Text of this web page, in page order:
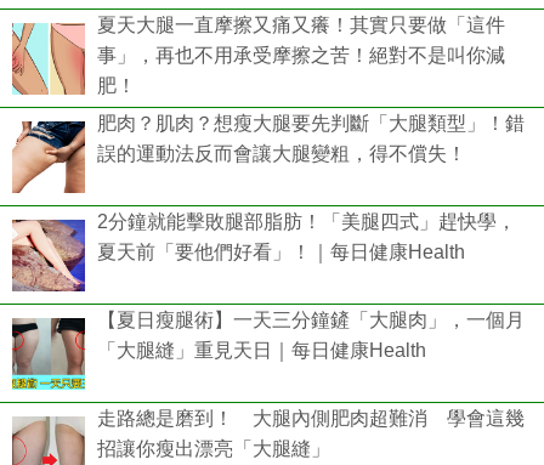
夏天大腿一直摩擦又痛又癢！其實只要做「這件
事」，再也不用承受摩擦之苦！絕對不是叫你減
肥！
肥肉？肌肉？想瘦大腿要先判斷「大腿類型」！錯
誤的運動法反而會讓大腿變粗，得不償失！
2分鐘就能擊敗腿部脂肪！「美腿四式」趕快學，
夏天前「要他們好看」！｜每日健康Health
【夏日瘦腿術】一天三分鐘鏟「大腿肉」，一個月
「大腿縫」重見天日｜每日健康Health
走路總是磨到！ 大腿內側肥肉超難消 學會這幾
招讓你瘦出漂亮「大腿縫」